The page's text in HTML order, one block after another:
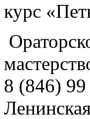
курс
8 (846)